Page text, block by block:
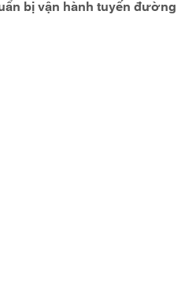
bị vận hành tuyến đường